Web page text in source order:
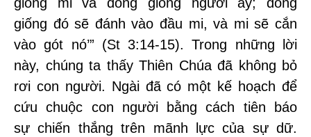
giống mi và dòng giống người ấy; dòng
giống đó sẽ đánh vào đầu mi, và mi sẽ cắn
vào gót nó’” (St 3:14-15). Trong những lời
này, chúng ta thấy Thiên Chúa đã không bỏ
rơi con người. Ngài đã có một kế hoạch để
cứu chuộc con người bằng cách tiên báo
sự chiến thắng trên mãnh lực của sự dữ.